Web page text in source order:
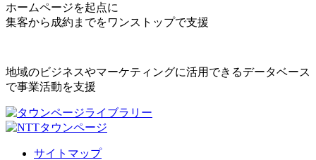
ホームページを起点に
集客から成約までをワンストップで支援
地域のビジネスやマーケティングに活用できるデータベース
で事業活動を支援
サイトマップ